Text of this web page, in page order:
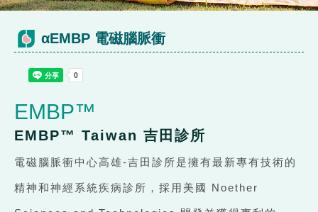
αEMBP 電磁腦脈衝
EMBP™
EMBP™ Taiwan 吉田診所
電磁腦脈衝中心高雄-吉田診所是擁有最新專有技術的
精神和神經系統疾病診所，採用美國 Noether